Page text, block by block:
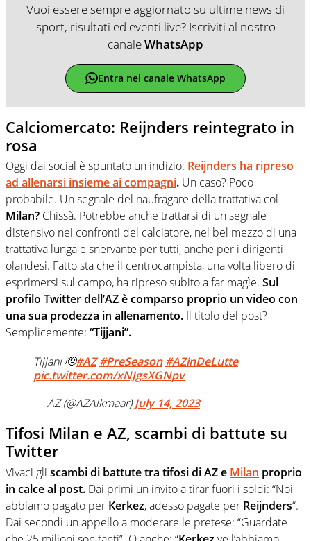
Vuoi essere sempre aggiornato su ultime news di
sport, risultati ed eventi live? Iscriviti al nostro
canaleWhatsApp
Entra nel canale WhatsApp
Calciomercato: Reijnders reintegrato in
rosa
Oggi dai social è spuntato un indizio: Reijnders ha ripreso
ad allenarsi insieme ai compagni. Un caso? Poco
probabile. Un segnale del naufragare della trattativa col
Milan? Chissà. Potrebbe anche trattarsi di un segnale
distensivo nei confronti del calciatore, nel bel mezzo di una
trattativa lunga e snervante per tutti, anche per i dirigenti
olandesi. Fatto sta che il centrocampista, una volta libero di
esprimersi sul campo, ha ripreso subito a far magìe. Sul
profilo Twitter dell’AZ è comparso proprio un video con
una sua prodezza in allenamento. Il titolo del post?
Semplicemente: “Tijjani”.
Tijjani 🫡#AZ #PreSeason #AZinDeLutte
pic.twitter.com/xNJgsXGNpv
— AZ (@AZAlkmaar)July 14, 2023
Tifosi Milan e AZ, scambi di battute su
Twitter
Vivaci gli scambi di battute tra tifosi di AZ e Milan proprio
in calce al post. Dai primi un invito a tirar fuori i soldi: “Noi
abbiamo pagato per Kerkez, adesso pagate per Reijnders“.
Dai secondi un appello a moderare le pretese: “Guardate